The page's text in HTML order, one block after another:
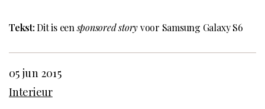
Tekst:Dit is eensponsored storyvoor Samsung Galaxy S6
05 jun 2015
Interieur